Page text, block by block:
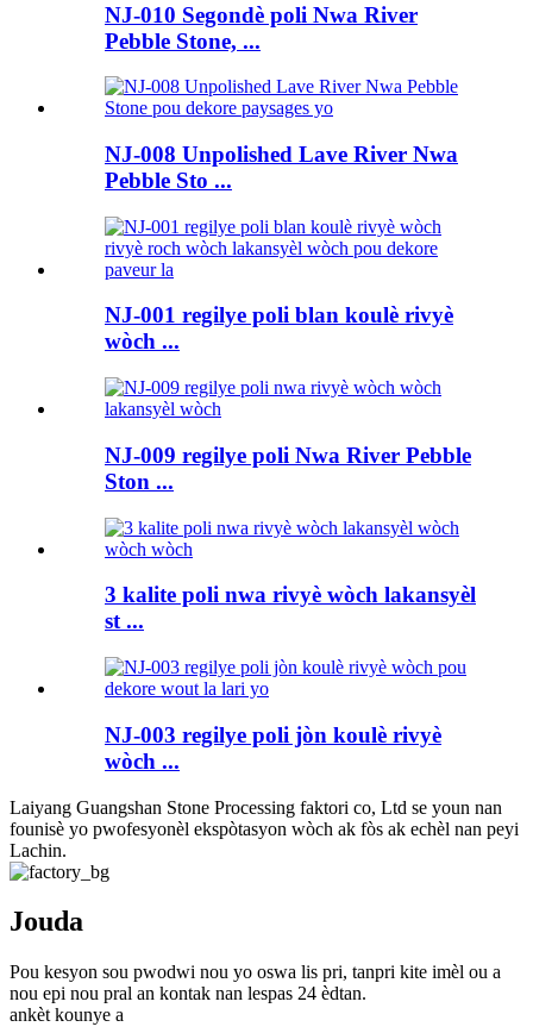
NJ-010 Segondè poli Nwa River
Pebble Stone, ...
NJ-008 Unpolished Lave River Nwa
Pebble Sto ...
NJ-001 regilye poli blan koulè rivyè
wòch ...
NJ-009 regilye poli Nwa River Pebble
Ston ...
3 kalite poli nwa rivyè wòch lakansyèl
st ...
NJ-003 regilye poli jòn koulè rivyè
wòch ...
Laiyang Guangshan Stone Processing faktori co, Ltd se youn nan
founisè yo pwofesyonèl ekspòtasyon wòch ak fòs ak echèl nan peyi
Lachin.
Jouda
Pou kesyon sou pwodwi nou yo oswa lis pri, tanpri kite imèl ou a
nou epi nou pral an kontak nan lespas 24 èdtan.
ankèt kounye a